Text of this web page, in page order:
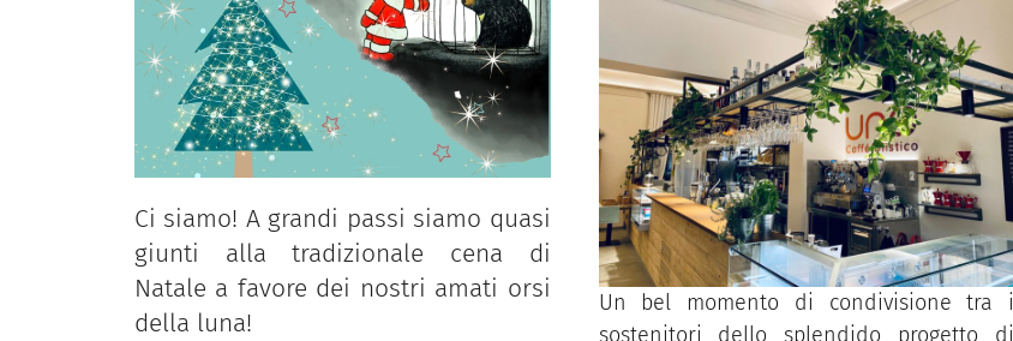
Ci siamo! A grandi passi siamo quasi
giunti alla tradizionale cena di
Natale a favore dei nostri amati orsi
della luna!
Un bel momento di condivisione tra i
sostenitori dello splendido progetto di